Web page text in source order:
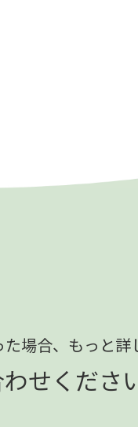
場合、 もっと詳
せくださ